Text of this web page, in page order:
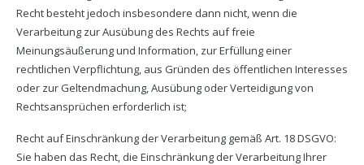
Recht besteht jedoch insbesondere dann nicht, wenn die
Verarbeitung zur Ausübung des Rechts auf freie
Meinungsäußerung und Information, zur Erfüllung einer
rechtlichen Verpflichtung, aus Gründen des öffentlichen Interesses
oder zur Geltendmachung, Ausübung oder Verteidigung von
Rechtsansprüchen erforderlich ist;
Recht auf Einschränkung der Verarbeitung gemäß Art. 18 DSGVO:
Sie haben das Recht, die Einschränkung der Verarbeitung Ihrer